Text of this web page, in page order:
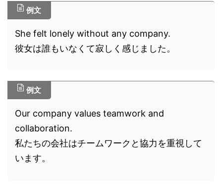
例文
She felt lonely without any company.
彼女は誰もいなくて寂しく感じました。
例文
Our company values teamwork and
collaboration.
私たちの会社はチームワークと協力を重視して
います。